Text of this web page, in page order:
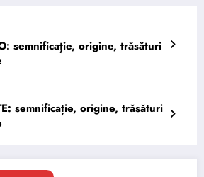
semnificație, origine, trăsături
semnificație, origine, trăsături